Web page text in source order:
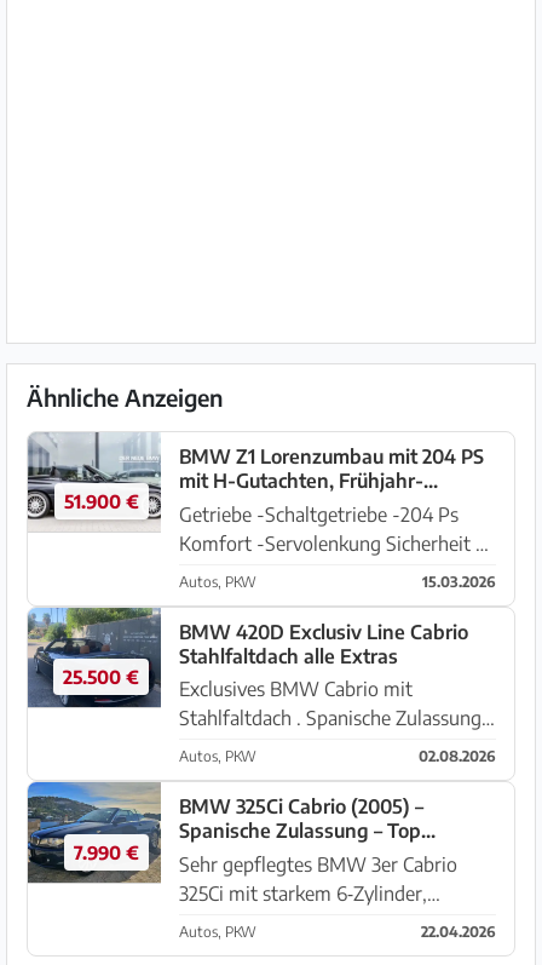
Ähnliche Anzeigen
51.900 €
BMW Z1 Lorenzumbau mit 204 PS
mit H-Gutachten, Frühjahr-
AKTION!
Getriebe -Schaltgetriebe -204 Ps
Komfort -Servolenkung Sicherheit -
Wegfahrsperre -ESP Umwelt -
Abgasnorm Euro4 .Grüne
Umweltplakette Qualität -HUAU neu
Sonstiges -Katalysator -Metallic -
LM-Gussräder 7 ...
Autos, PKW 15.03.2026
25.500 €
BMW 420D Exclusiv Line Cabrio
Stahlfaltdach alle Extras
Exclusives BMW Cabrio mit
Stahlfaltdach . Spanische Zulassung,
9/2017, 127.000km, Head up Display,
Harmon Cardon Soundsystem, DAB
Radio, Elektro Anhängerkupplung
einfahrbar, exc Felgen, Cognac Leder,
...
Autos, PKW 02.08.2026
7.990 €
BMW 325Ci Cabrio (2005) –
Spanische Zulassung – Top
gepflegt – 7.990 € VB
Sehr gepflegtes BMW 3er Cabrio
325Ci mit starkem 6‑Zylinder,
frischem TÜV und aktueller
Inspektion. Perfekt für Mallorca –
Autos, PKW 22.04.2026